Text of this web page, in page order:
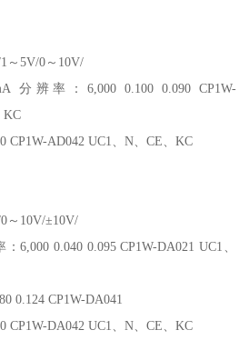
～5V/0～10V/
分辨率：6,000 0.100 0.090 CP1W-
KC
CP1W-AD042 UC1、N、CE、KC
～10V/±10V/
6,000 0.040 0.095 CP1W-DA021 UC1、
0.124 CP1W-DA041
CP1W-DA042 UC1、N、CE、KC